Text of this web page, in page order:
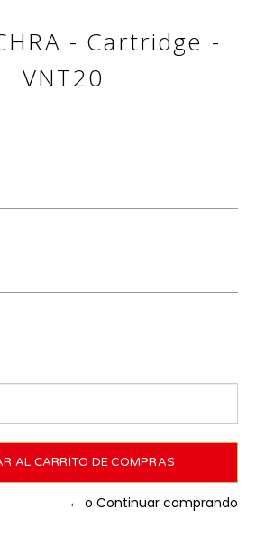
- Cartridge -
VNT20
← o Continuar comprando